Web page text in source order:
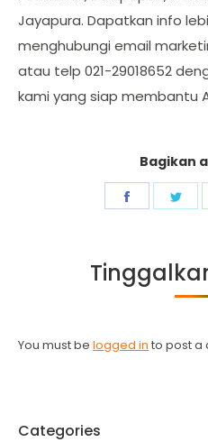
Jayapura. Dapatkan info
menghubungi email
atau telp 021-29018652
kami yang siap membantu
Bagikan
Share
You must be logged in to post a
Categories